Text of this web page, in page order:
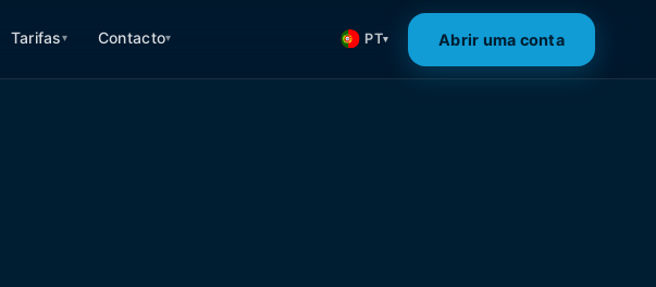
Tarifas▾ Contacto▾ PT▾ Abrir uma conta